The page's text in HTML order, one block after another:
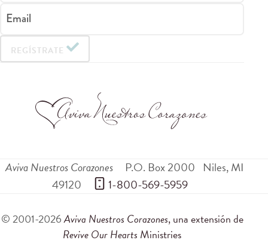
Email
REGÍSTRATE
Aviva Nuestros Corazones P.O. Box 2000 Niles,MI
49120
1-800-569-5959
© 2001-2026Aviva Nuestros Corazones, una extensión de
Revive Our Hearts Ministries